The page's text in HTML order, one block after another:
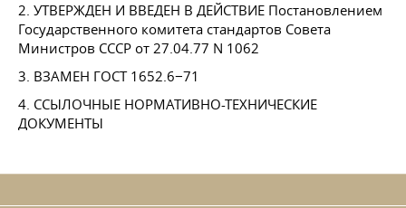
2. УТВЕРЖДЕН И ВВЕДЕН В ДЕЙСТВИЕ Постановлением
Государственного комитета стандартов Совета
Министров СССР от 27.04.77 N 1062
3. ВЗАМЕН ГОСТ 1652.6−71
4. ССЫЛОЧНЫЕ НОРМАТИВНО-ТЕХНИЧЕСКИЕ
ДОКУМЕНТЫ